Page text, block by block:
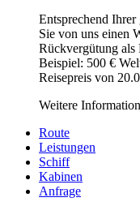
Entsprechend
Sie von uns einen
Rückvergütung als
Beispiel: 500 €
Reisepreis von
Weitere
Route
Leistungen
Schiff
Kabinen
Anfrage